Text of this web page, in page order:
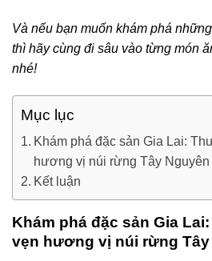
Và nếu bạn muốn khám phá
thì hãy cùng đi sâu vào từng món
nhé!
Mục lục
Khám phá đặc sản Gia Lai:
hương vị núi rừng Tây Nguyên
Kết luận
Khám phá đặc sản Gia
vẹn hương vị núi rừng Tây